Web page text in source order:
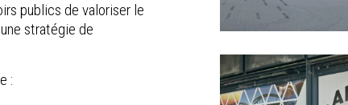
publics de valoriser le
stratégie de
: